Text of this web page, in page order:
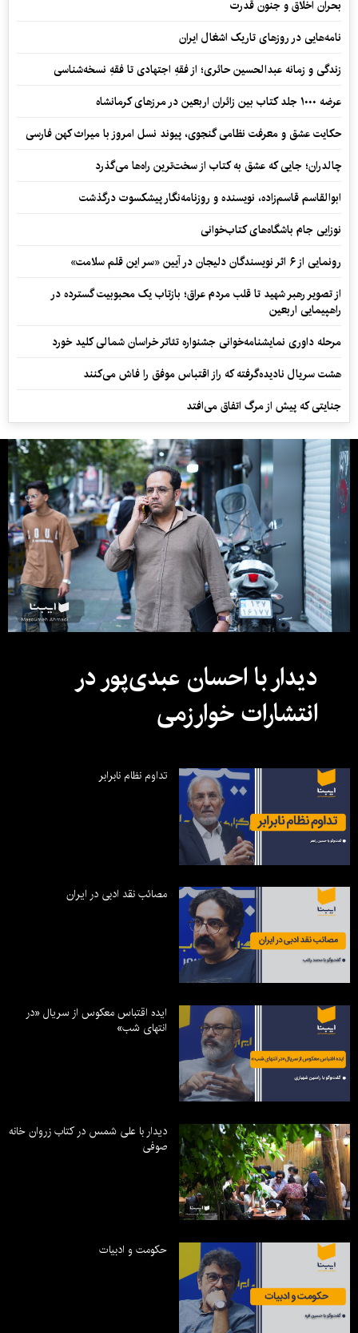
بحران اخلاق و جنون قدرت
نامه‌هایی در روزهای تاریک اشغال ایران
زندگی و زمانه عبدالحسین حائری؛ از فقهِ اجتهادی تا فقهِ نسخه‌شناسی
عرضه ۱۰۰۰ جلد کتاب بین زائران اربعین در مرزهای کرمانشاه
حکایت عشق و معرفت نظامی گنجوی، پیوند نسل امروز با میراث کهن فارسی
چالدران؛ جایی که عشق به کتاب از سخت‌ترین راه‌ها می‌گذرد
ابوالقاسم قاسم‌زاده، نویسنده و روزنامه‌نگار پیشکسوت درگذشت
نوزایی جام باشگاه‌های کتاب‌خوانی
رونمایی از ۶ اثر نویسندگان دلیجان در آیین «سر این قلم سلامت»
از تصویر رهبر شهید تا قلب مردم عراق؛ بازتاب یک محبوبیت گسترده در
راهپیمایی اربعین
مرحله داوری نمایشنامه‌خوانی جشنواره تئاتر خراسان شمالی کلید خورد
هشت سریال نادیده‌گرفته که راز اقتباس موفق را فاش می‌کنند
جنایتی که پیش از مرگ اتفاق می‌افتد
دیدار با احسان عبدی‌پور در
انتشارات خوارزمی
تداوم نظام نابرابر
مصائب نقد ادبی در ایران
ایده اقتباس معکوس از سریال «در
انتهای شب»
دیدار با علی شمس در کتاب زروان خانه
صوفی
حکومت و ادبیات